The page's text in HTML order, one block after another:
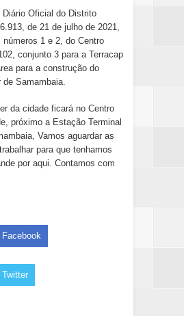
Diário Oficial do Distrito
de 21 de julho de 2021,
1 e 2, do Centro
conjunto 3 para a Terracap
para a construção do
Samambaia.
da cidade ficará no Centro
próximo a Estação Terminal
Vamos aguardar as
para que tenhamos
por aqui. Contamos com